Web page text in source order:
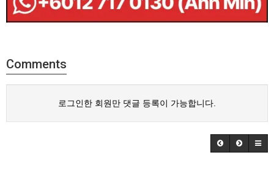
Comments
로그인한 회원만 댓글 등록이 가능합니다.